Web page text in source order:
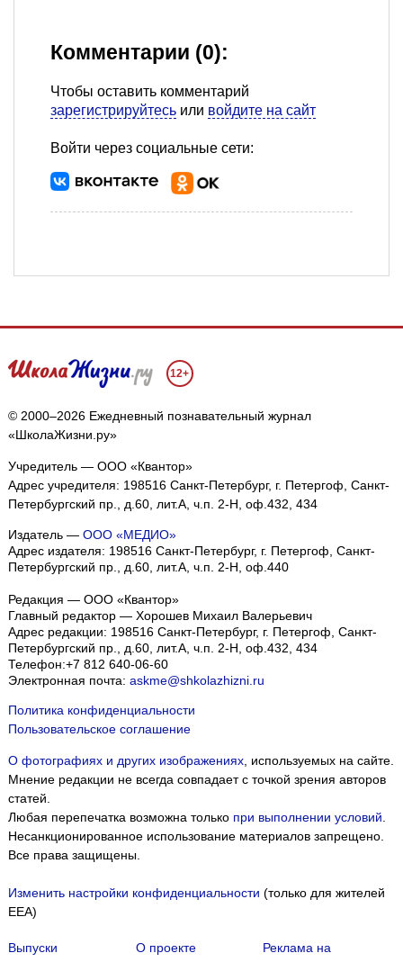
Комментарии (0):
Чтобы оставить комментарий
зарегистрируйтесь или войдите на сайт
Войти через социальные сети:
12+
© 2000–2026 Ежедневный познавательный журнал
«ШколаЖизни.ру»
Учредитель — ООО «Квантор»
Адрес учредителя: 198516 Санкт-Петербург, г. Петергоф, Санкт-
Петербургский пр., д.60, лит.А, ч.п. 2-Н, оф.432, 434
Издатель — ООО «МЕДИО»
Адрес издателя: 198516 Санкт-Петербург, г. Петергоф, Санкт-
Петербургский пр., д.60, лит.А, ч.п. 2-Н, оф.440
Редакция — ООО «Квантор»
Главный редактор — Хорошев Михаил Валерьевич
Адрес редакции: 198516 Санкт-Петербург, г. Петергоф, Санкт-
Петербургский пр., д.60, лит.А, ч.п. 2-Н, оф.432, 434
Телефон:+7 812 640-06-60
Электронная почта: askme@shkolazhizni.ru
Политика конфиденциальности
Пользовательское соглашение
О фотографиях и других изображениях, используемых на сайте.
Мнение редакции не всегда совпадает с точкой зрения авторов
статей.
Любая перепечатка возможна только при выполнении условий.
Несанкционированное использование материалов запрещено.
Все права защищены.
Изменить настройки конфиденциальности (только для жителей
EEA)
Выпуски О проекте
Реклама на